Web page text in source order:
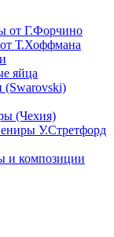
от Г.Форчино
Т.Хоффмана
яйца
(Swarovski)
(Чехия)
У.Стретфорд
и композиции